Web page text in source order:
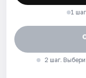
1
2 шаг.